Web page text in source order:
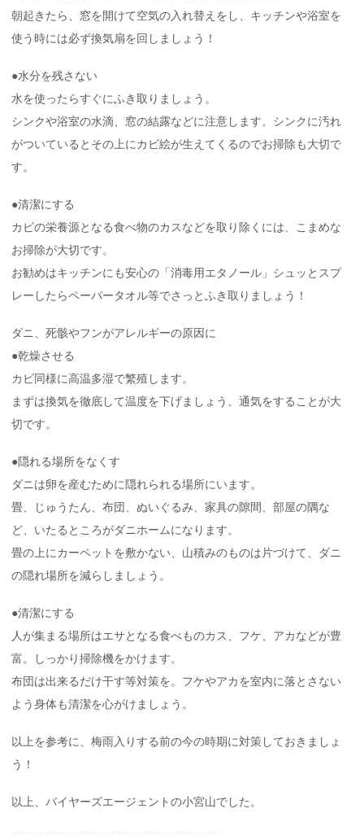
朝起きたら、窓を開けて空気の入れ替えをし、キッチンや浴室を
使う時には必ず換気扇を回しましょう！
●水分を残さない
水を使ったらすぐにふき取りましょう。
シンクや浴室の水滴、窓の結露などに注意します。シンクに汚れ
がついているとその上にカビ絵が生えてくるのでお掃除も大切で
す。
●清潔にする
カビの栄養源となる食べ物のカスなどを取り除くには、こまめな
お掃除が大切です。
お勧めはキッチンにも安心の「消毒用エタノール」シュッとスプ
レーしたらペーパータオル等でさっとふき取りましょう！
ダニ、死骸やフンがアレルギーの原因に
●乾燥させる
カビ同様に高温多湿で繁殖します。
まずは換気を徹底して温度を下げましょう。通気をすることが大
切です。
●隠れる場所をなくす
ダニは卵を産むために隠れられる場所にいます。
畳、じゅうたん、布団、ぬいぐるみ、家具の隙間、部屋の隅な
ど、いたるところがダニホームになります。
畳の上にカーペットを敷かない、山積みのものは片づけて、ダニ
の隠れ場所を減らしましょう。
●清潔にする
人が集まる場所はエサとなる食べものカス、フケ、アカなどが豊
富。しっかり掃除機をかけます。
布団は出来るだけ干す等対策を。フケやアカを室内に落とさない
よう身体も清潔を心がけましょう。
以上を参考に、梅雨入りする前の今の時期に対策しておきましょ
う！
以上、バイヤーズエージェントの小宮山でした。